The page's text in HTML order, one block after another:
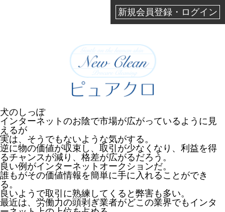
新規会員登録・ログイン
犬のしっぽ
インターネットのお陰で市場が広がっているように見
えるが
実は、そうでもないような気がする。
逆に物の価値が収束し、取引が少なくなり、利益を得
るチャンスが減り、格差が広がるだろう。
良い例がインターネットオークションだ。
誰もがその価値情報を簡単に手に入れることができ
る。
良いようで取引に熟練してくると弊害も多い。
最近は、労働力の頭剥ぎ業者がどこの業界でもインタ